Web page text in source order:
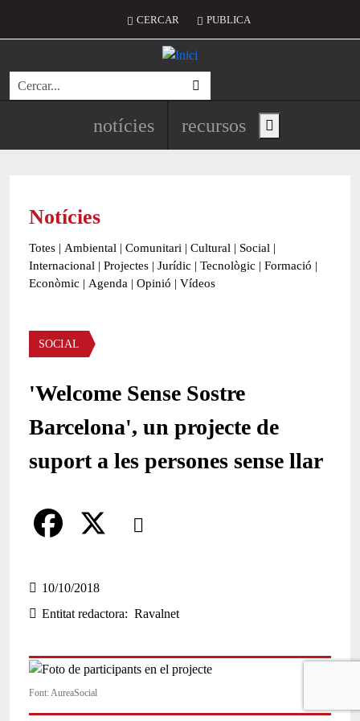
Menú del compte d'usuari
CERCAR PUBLICA
Cerca
Navegació principal de
notícies recursos Show main menu
Notícies
Totes | Ambiental | Comunitari | Cultural | Social |
Internacional | Projectes | Jurídic | Tecnològic | Formació |
Econòmic | Agenda | Opinió | Vídeos
Àmbit de la notícia
SOCIAL
'Welcome Sense Sostre
Barcelona', un projecte de
suport a les persones sense llar
Comparteix
a
c
b
10/10/2018
Entitat redactora
Ravalnet
Font: AureaSocial